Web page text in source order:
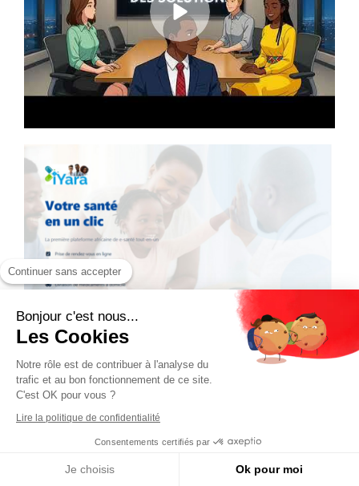
Continuer sans accepter
Bonjour c'est nous...
Les Cookies
Notre rôle est de contribuer à l'analyse du
trafic et au bon fonctionnement de ce site.
C'est OK pour vous ?
Lire la politique de confidentialité
Consentements certifiés par
Je choisis Ok pour moi